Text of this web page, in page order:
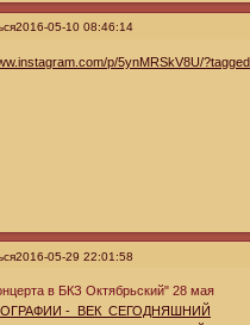
2016-05-10 08:46:14
p/5ynMRSkV8U/
2016-05-29 22:01:58
в БКЗ Октябрьский" 28 мая